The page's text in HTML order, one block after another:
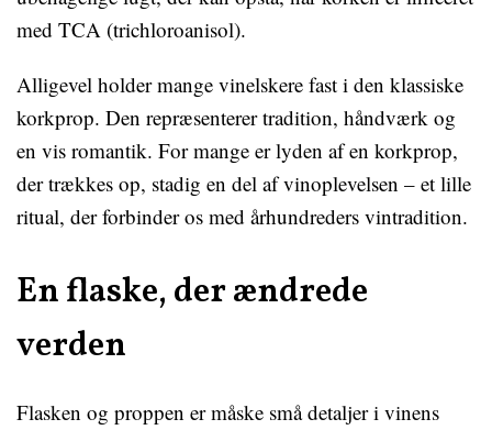
med TCA (trichloroanisol).
Alligevel holder mange vinelskere fast i den klassiske
korkprop. Den repræsenterer tradition, håndværk og
en vis romantik. For mange er lyden af en korkprop,
der trækkes op, stadig en del af vinoplevelsen – et lille
ritual, der forbinder os med århundreders vintradition.
En flaske, der ændrede
verden
Flasken og proppen er måske små detaljer i vinens